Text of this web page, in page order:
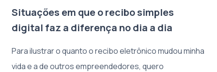
Situações em que o recibo simples
digital faz a diferença no dia a dia
Para ilustrar o quanto o recibo eletrônico mudou minha
vida e a de outros empreendedores, quero